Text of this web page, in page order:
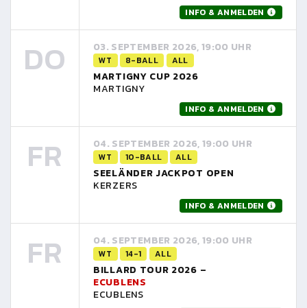
INFO & ANMELDEN
DO 03. SEPTEMBER 2026, 19:00 UHR
WT 8-BALL ALL
MARTIGNY CUP 2026
MARTIGNY
INFO & ANMELDEN
FR 04. SEPTEMBER 2026, 19:00 UHR
WT 10-BALL ALL
SEELÄNDER JACKPOT OPEN
KERZERS
INFO & ANMELDEN
FR 04. SEPTEMBER 2026, 19:00 UHR
WT 14-1 ALL
BILLARD TOUR 2026 –
ECUBLENS
ECUBLENS